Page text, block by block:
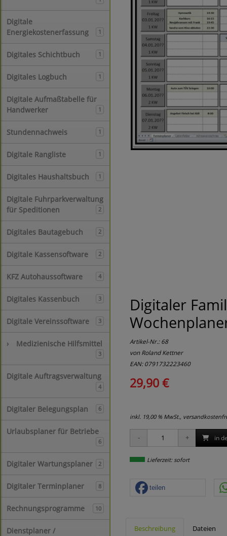
Digitale
Energiekostenerfassung
1
Digitales Schichtbuch 1
Digitales Logbuch 1
Digitale Aufmaßtabelle für
Handwerker
1
Stundennachweis 1
Digitale Rangliste 1
Digitales Haushaltsbuch 1
Digitale Fuhrparkverwaltung
für Speditionen
2
Digitales Bautagebuch 2
Digitale Kassensoftware 2
KFZ Autohaussoftware 4
Digitales Kassenbuch 3
Digitale Vereinssoftware 3
› Medizienische Hilfsmittel
3
Digitale Auftragsverwaltung
4
Digitaler Belegungsplan 6
Urlaubsplaner für Betriebe
6
Digitaler Wartungsplaner 2
Digitaler Terminplaner 8
Rechnungsprogramme 10
Dienstplaner /
Digitaler
Artikel-Nr.:68
von Roland Kettner
EAN: 0791732223460
29,90 €
inkl. 19,00 % MwSt.,
in
Lieferzeit: sofort
teilen
Beschreibung Dateien